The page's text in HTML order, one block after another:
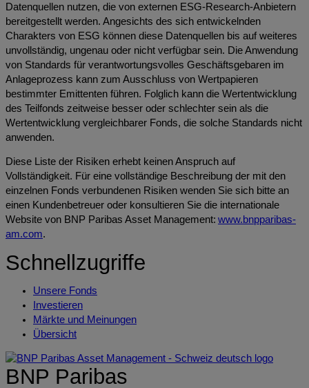
Datenquellen nutzen, die von externen ESG-Research-Anbietern
bereitgestellt werden. Angesichts des sich entwickelnden
Charakters von ESG können diese Datenquellen bis auf weiteres
unvollständig, ungenau oder nicht verfügbar sein. Die Anwendung
von Standards für verantwortungsvolles Geschäftsgebaren im
Anlageprozess kann zum Ausschluss von Wertpapieren
bestimmter Emittenten führen. Folglich kann die Wertentwicklung
des Teilfonds zeitweise besser oder schlechter sein als die
Wertentwicklung vergleichbarer Fonds, die solche Standards nicht
anwenden.
Diese Liste der Risiken erhebt keinen Anspruch auf
Vollständigkeit. Für eine vollständige Beschreibung der mit den
einzelnen Fonds verbundenen Risiken wenden Sie sich bitte an
einen Kundenbetreuer oder konsultieren Sie die internationale
Website von BNP Paribas Asset Management: www.bnpparibas-
am.com.
Schnellzugriffe
Unsere Fonds
Investieren
Märkte und Meinungen
Übersicht
BNP Paribas